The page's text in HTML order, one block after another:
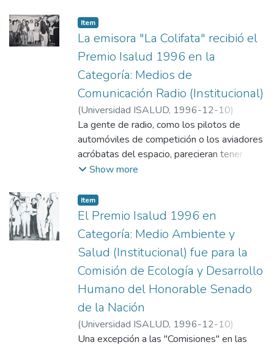
Esta persecución fue también para su nieta
Clotilde Albarracín, quien desde muy
pequeña aprendió de su abuela los
conocimientos que hoy aplica en los Andes
patagónicos y que han trascendido a toda la
región. El Premio fue recibido por Clotilde
Albarracín y entregado por Héctor Conti y
Leonardo Di Pietro.
Item
La emisora "La Colifata" recibió el
Premio Isalud 1996 en la
Categoría: Medios de
Comunicación Radio (Institucional)
(Universidad ISALUD, 1996-12-10)
Departamento de Comunicación,
Universidad ISALUD
La gente de radio, como los pilotos de
automóviles de competición o los aviadores
acróbatas del espacio, parecieran tener
mucho de "locos". Esta apreciación es -por
aquellos para quienes todo debe ser
previsible, prolijo y aceptable. En todas las
épocas hay "locos" proyectando y "cuerdos"
censurando. En Buenos Aires hay "locos"
internados que se pusieron a concretar
algunos de sus ideales y así salió al aire la
Radio La Colifata. Hubo unanimidad para
este premio y lo entregaron Clara Szpindel
y Carlos Pacheco.
Show more
Item
El Premio Isalud 1996 en
Categoría: Medio Ambiente y
Salud (Institucional) fue para la
Comisión de Ecología y Desarrollo
Humano del Honorable Senado
de la Nación
(Universidad ISALUD, 1996-12-10)
Departamento de Comunicación,
Una excepción a las "Comisiones" en las